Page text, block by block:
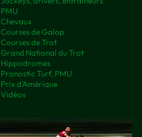
PMU
Chevaux
Courses de Galop
Courses de Trot
Grand National du Trot
Hippodromes
Pronostic Turf, PMU
Prix d’Amérique
Vidéos